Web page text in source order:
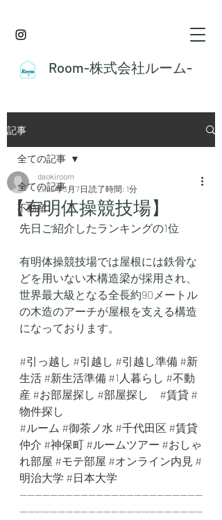
Room-株式会社ルーム-
記事
全ての記事
不動産
全ての記事
【有明体操競技場】
daokiroom
2022年3月7日 読了時間: 1分
先日ご紹介したランキングの1位
有明体操競技場では屋根には鉄骨な
どを用いない木構造梁が採用され、
世界最大級となる全長約90メートル
の木造のアーチが屋根を支える構造
になっております。
#引っ越し #引越し #引越し準備 #新
生活 #新生活準備 #1人暮らし #不動
産 #お部屋探し #部屋探し #賃貸 #
物件探し
#ルーム #御茶ノ水 #千代田区 #賃貸
仲介 #神保町 #ルームツアー #おしゃ
れ部屋 #モテ部屋 #オンライン内見 #
明治大学 #日本大学
------------------------------------------------
------------------------------------------------